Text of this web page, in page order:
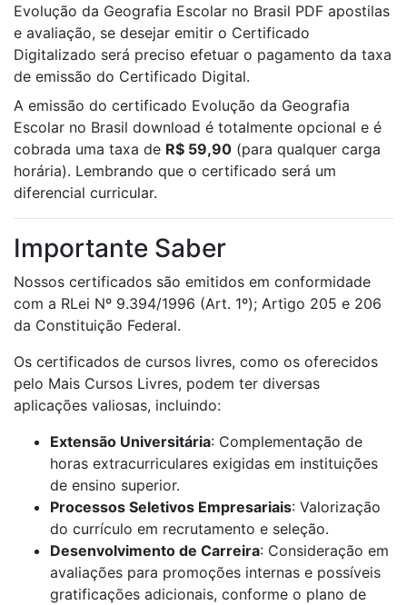
Evolução da Geografia Escolar no Brasil PDF apostilas
e avaliação, se desejar emitir o Certificado
Digitalizado será preciso efetuar o pagamento da taxa
de emissão do Certificado Digital.
A emissão do certificado Evolução da Geografia
Escolar no Brasil download é totalmente opcional e é
cobrada uma taxa de R$ 59,90 (para qualquer carga
horária). Lembrando que o certificado será um
diferencial curricular.
Importante Saber
Nossos certificados são emitidos em conformidade
com a RLei Nº 9.394/1996 (Art. 1º); Artigo 205 e 206
da Constituição Federal.
Os certificados de cursos livres, como os oferecidos
pelo Mais Cursos Livres, podem ter diversas
aplicações valiosas, incluindo:
Extensão Universitária: Complementação de
horas extracurriculares exigidas em instituições
de ensino superior.
Processos Seletivos Empresariais: Valorização
do currículo em recrutamento e seleção.
Desenvolvimento de Carreira: Consideração em
avaliações para promoções internas e possíveis
gratificações adicionais, conforme o plano de